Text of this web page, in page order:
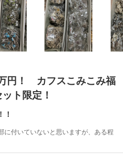
円！ カフスこみこみ福
ト限定！
！
に付いていないと思いますが、ある程